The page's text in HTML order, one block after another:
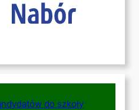
do szkoły